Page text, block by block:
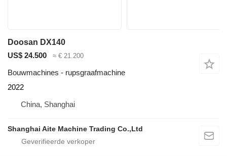
Doosan DX140
US$ 24.500
≈ € 21.200
Bouwmachines - rupsgraafmachine
2022
China, Shanghai
Shanghai Aite Machine Trading Co.,Ltd